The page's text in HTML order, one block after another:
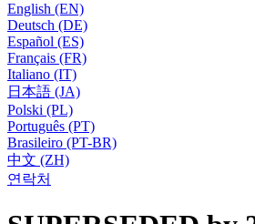
English (EN)
Deutsch (DE)
Español (ES)
Français (FR)
Italiano (IT)
日本語 (JA)
Polski (PL)
Português (PT)
Brasileiro (PT-BR)
中文 (ZH)
연락처